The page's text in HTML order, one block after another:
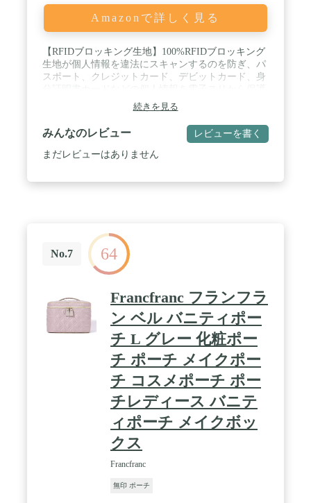
Amazonで詳しく見る
【RFIDブロッキング生地】100%RFIDブロッキング
生地が個人情報を違法にスキャンするのを防ぎ、パ
スポート、クレジットカード、デビットカード、身
し、常にあなたの持ち物を安全かつ安全に保ちま
す、旅行用マネーベルトの保護で旅行をお楽しむ事
ができます。 / 【420D防水素材と快適】防水420Dリ
ップストップナイロン、高品質のジッパー素材を採
用し、ダブルステッチで補強された縫い目が裂けや
超軽量細長いデザインで、盗み見されたっら目立た
ず、隠された安全性あり。さらに、伸縮性のあるウ
エストバンドにより、ウエストパックは体にぴった
りとフィットします、場合によって自由に調整でき
ウエストの長さは72㎝～115㎝に適しており、 衣服
のレイヤーの間に、服の下やパンツの内側に隠すこ
とができます。なお、ハイエンドの順滑金属のファ
スナーを採用して、千回以上のテストを経て、なめ
らかで、カートンがなくて、丈夫です。 / 【容量最
適】安全なファスナー付きメイン収納ポケットが三
層に区切りされてカードケースもついて携帯とカー
ドなど必要な荷物を分けて収納したい人におすすめ
の人気のランニングポーチです、現金、パスポー
ト、搭乗券、クレジットカード、スマートフォン、
鍵、チケットなどに分けて収納可能です、たっぷり
収納スペースを提供します，重要な私物などを隠す
ために使用できます。 / 【用途広い】この薄型バッ
クは出張、飛行機に乗る、スポーツ、ハイキング、
犬の散歩、サイクリング、マラソンなど、さまざま
す、特にユニークなイヤホンホールコード穴の設計
続きを見る
みんなのレビュー レビューを書く
まだレビューはありません
No.7 64
Francfranc フランフラ
ン ベル バニティポー
チ L グレー 化粧ポー
チ ポーチ メイクポー
チ コスメポーチ ポー
チレディース バニテ
ィポーチ メイクボッ
クス
Francfranc
無印 ポーチ